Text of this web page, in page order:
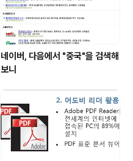
네이버, 다음에서 "중국"을 검색해
보니